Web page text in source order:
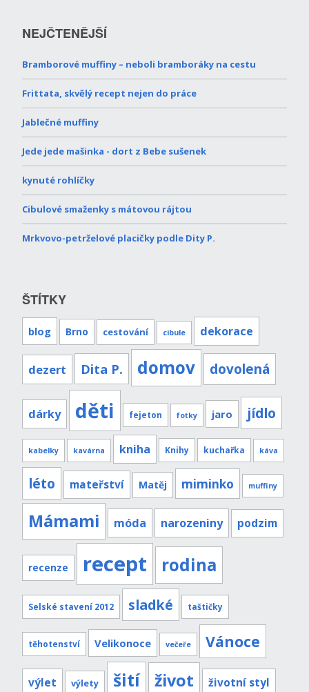
NEJČTENĚJŠÍ
Bramborové muffiny – neboli bramboráky na cestu
Frittata, skvělý recept nejen do práce
Jablečné muffiny
Jede jede mašinka - dort z Bebe sušenek
kynuté rohlíčky
Cibulové smaženky s mátovou rájtou
Mrkvovo-petrželové placičky podle Dity P.
ŠTÍTKY
blog Brno cestování cibule dekorace
dezert Dita P. domov dovolená
dárky děti fejeton fotky jaro jídlo
kabelky kavárna kniha Knihy kuchařka káva
léto mateřství Matěj miminko muffiny
Mámami móda narozeniny podzim
recenze recept rodina
Selské stavení 2012 sladké taštičky
těhotenství Velikonoce večeře Vánoce
výlet výlety šití život životní styl